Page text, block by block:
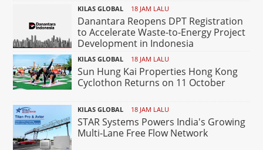
KILAS GLOBAL 18 JAM LALU
Danantara Reopens DPT Registration
to Accelerate Waste-to-Energy Project
Development in Indonesia
KILAS GLOBAL 18 JAM LALU
Sun Hung Kai Properties Hong Kong
Cyclothon Returns on 11 October
KILAS GLOBAL 18 JAM LALU
STAR Systems Powers India's Growing
Multi-Lane Free Flow Network